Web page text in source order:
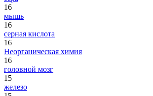
16
мышь
16
серная кислота
16
Неорганическая химия
16
головной мозг
15
железо